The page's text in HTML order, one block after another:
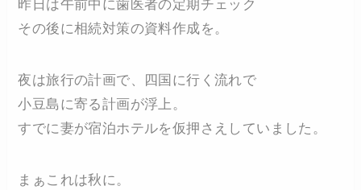
昨日は午前中に歯医者の定期チェック
その後に相続対策の資料作成を。
夜は旅行の計画で、四国に行く流れで
小豆島に寄る計画が浮上。
すでに妻が宿泊ホテルを仮押さえしていました。
まぁこれは秋に。